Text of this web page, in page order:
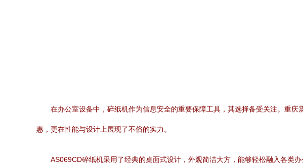
在办公室设备中，碎纸机作为信息安全的重要保障工具，其选择备受关注。重
惠，更在性能与设计上展现了不俗的实力。
AS069CD碎纸机采用了经典的桌面式设计，外观简洁大方，能够轻松融入各类